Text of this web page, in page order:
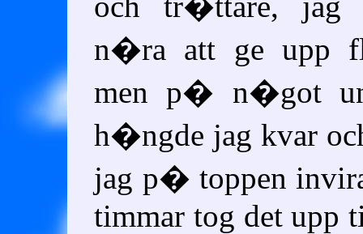
n�ra att ge upp
men p� n�got
h�ngde jag kvar
jag p� toppen
timmar tog det upp